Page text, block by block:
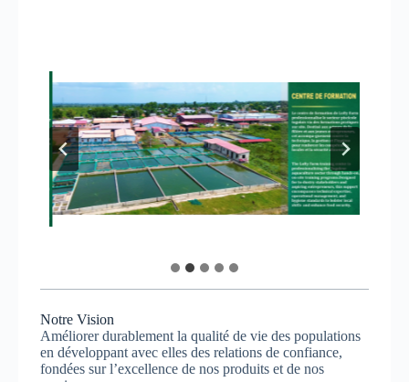
Notre Vision
Améliorer durablement la qualité de vie des populations
en développant avec elles des relations de confiance,
fondées sur l’excellence de nos produits et de nos